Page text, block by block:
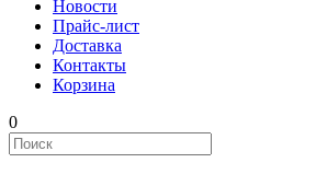
Новости
Прайс-лист
Доставка
Контакты
Корзина
0